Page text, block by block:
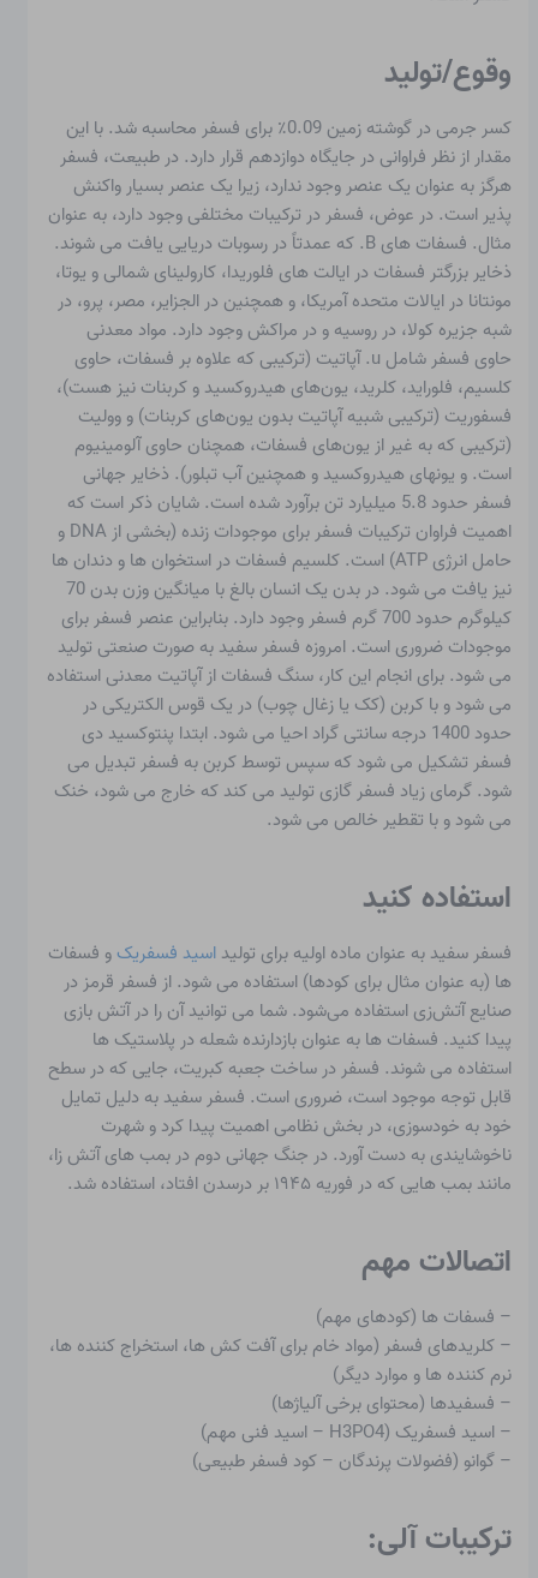
وقوع/تولید
کسر جرمی در گوشته زمین 0.09٪ برای فسفر محاسبه شد. با این
مقدار از نظر فراوانی در جایگاه دوازدهم قرار دارد. در طبیعت، فسفر
هرگز به عنوان یک عنصر وجود ندارد، زیرا یک عنصر بسیار واکنش
پذیر است. در عوض، فسفر در ترکیبات مختلفی وجود دارد، به عنوان
مثال. فسفات های B. که عمدتاً در رسوبات دریایی یافت می شوند.
ذخایر بزرگتر فسفات در ایالت های فلوریدا، کارولینای شمالی و یوتا،
مونتانا در ایالات متحده آمریکا، و همچنین در الجزایر، مصر، پرو، در
شبه جزیره کولا، در روسیه و در مراکش وجود دارد. مواد معدنی
حاوی فسفر شامل u. آپاتیت (ترکیبی که علاوه بر فسفات، حاوی
کلسیم، فلوراید، کلرید، یون‌های هیدروکسید و کربنات نیز هست)،
فسفوریت (ترکیبی شبیه آپاتیت بدون یون‌های کربنات) و وولیت
(ترکیبی که به غیر از یون‌های فسفات، همچنان حاوی آلومینیوم
است. و یونهای هیدروکسید و همچنین آب تبلور). ذخایر جهانی
فسفر حدود 5.8 میلیارد تن برآورد شده است. شایان ذکر است که
اهمیت فراوان ترکیبات فسفر برای موجودات زنده (بخشی از DNA و
حامل انرژی ATP) است. کلسیم فسفات در استخوان ها و دندان ها
نیز یافت می شود. در بدن یک انسان بالغ با میانگین وزن بدن 70
کیلوگرم حدود 700 گرم فسفر وجود دارد. بنابراین عنصر فسفر برای
موجودات ضروری است. امروزه فسفر سفید به صورت صنعتی تولید
می شود. برای انجام این کار، سنگ فسفات از آپاتیت معدنی استفاده
می شود و با کربن (کک یا زغال چوب) در یک قوس الکتریکی در
حدود 1400 درجه سانتی گراد احیا می شود. ابتدا پنتوکسید دی
فسفر تشکیل می شود که سپس توسط کربن به فسفر تبدیل می
شود. گرمای زیاد فسفر گازی تولید می کند که خارج می شود، خنک
می شود و با تقطیر خالص می شود.
استفاده کنید
فسفر سفید به عنوان ماده اولیه برای تولید اسید فسفریک و فسفات
ها (به عنوان مثال برای کودها) استفاده می شود. از فسفر قرمز در
صنایع آتش‌زی استفاده می‌شود. شما می توانید آن را در آتش بازی
پیدا کنید. فسفات ها به عنوان بازدارنده شعله در پلاستیک ها
استفاده می شوند. فسفر در ساخت جعبه کبریت، جایی که در سطح
قابل توجه موجود است، ضروری است. فسفر سفید به دلیل تمایل
خود به خودسوزی، در بخش نظامی اهمیت پیدا کرد و شهرت
ناخوشایندی به دست آورد. در جنگ جهانی دوم در بمب های آتش زا،
مانند بمب هایی که در فوریه ۱۹۴۵ بر درسدن افتاد، استفاده شد.
اتصالات مهم
– فسفات ها (کودهای مهم)
– کلریدهای فسفر (مواد خام برای آفت کش ها، استخراج کننده ها،
نرم کننده ها و موارد دیگر)
– فسفیدها (محتوای برخی آلیاژها)
– اسید فسفریک (H3PO4 – اسید فنی مهم)
– گوانو (فضولات پرندگان – کود فسفر طبیعی)
ترکیبات آلی: